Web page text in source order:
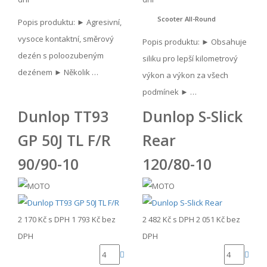
Popis produktu: ► Agresivní,
vysoce kontaktní, směrový
dezén s poloozubeným
dezénem ► Několik …
Scooter All-Round
Popis produktu: ► Obsahuje
siliku pro lepší kilometrový
výkon a výkon za všech
podmínek ► …
Dunlop TT93
GP 50J TL F/R
90/90-10
2 170 Kč s DPH 1 793 Kč bez
DPH
Dunlop S-Slick
Rear
120/80-10
2 482 Kč s DPH 2 051 Kč bez
DPH